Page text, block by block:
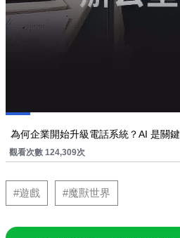
為何企業開始升級電話系統？AI 是關鍵
觀看次數 124,309次
#遊戲 #魔獸世界